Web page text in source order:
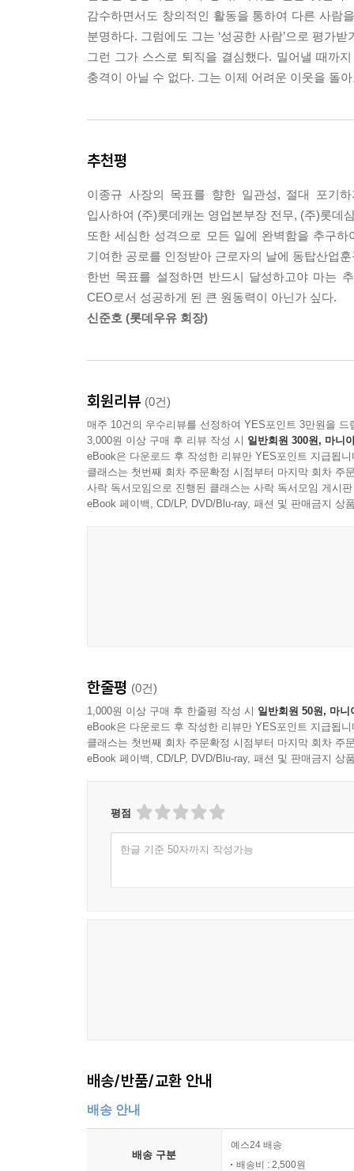
- 사람관계에 투자하라
07. 보이지 않는 음지를 보라
- 정직하고 투명하게 하라
- 다른 사람이 볼 수 없는 것을 찾아내라
- 가정을 통해 여성의 수고를 알아라
- 다른 업무에 대해서도 파악하라
- 자신의 일에 전문가가 되라
- 남보다 먼저 문제의식을 가져라
- 사람은 누구나 좋은 점을 가지고 있다
- 시키는 대로나 해, 뭐 잘났다고?
- 회사생활에서 발생하는 문제 유형들
- 소질과 개성에 맞는 직업으로 선택하라
09. 인생교과서를 읽고 배워라
- 사람으로부터 항상 배워라
- 인생교과서를 읽고 배워라
- 현재에 멈추지 말고 끊임없이 향상하라
- 올바른 마음을 가져라
- 내가 겪은 경영자 코스와 경영자 수업
- 대화로 노사갈등을 해결하다
- 경영자는 이해와 설득, 결단과 실천궁행의 지휘자
- 경영자는 직원들의 꿈을 실현시켜야 한다
- 경영자는 적을 만들어서는 안 된다
- 노사 모두 한 배를 탄 공동운명체
감수하면서도 창의적인 활동을 통하여 다른 사람
분명하다. 그럼에도 그는 ‘성공한 사람’으로 평가
그런 그가 스스로 퇴직을 결심했다. 밀어낼 때까
충격이 아닐 수 없다. 그는 이제 어려운 이웃을 돌
추천평
이종규 사장의 목표를 향한 일관성, 절대 포기
입사하여 (주)롯데캐논 영업본부장 전무, (주)롯데
또한 세심한 성격으로 모든 일에 완벽함을 추구
기여한 공로를 인정받아 근로자의 날에 동탑산업
한번 목표를 설정하면 반드시 달성하고야 마는
CEO로서 성공하게 된 큰 원동력이 아닌가 싶다.
신준호 (롯데우유 회장)
회원리뷰 (0건)
매주 10건의 우수리뷰를 선정하여 YES포인트 3만원을 드
3,000원 이상 구매 후 리뷰 작성 시 일반회원 300원, 마니
eBook은 다운로드 후 작성한 리뷰만 YES포인트 지급됩니
클래스는 첫번째 회차 주문확정 시점부터 마지막 회차 주
사락 독서모임으로 진행된 클래스는 사락 독서모임 게시
eBook 페이백, CD/LP, DVD/Blu-ray, 패션 및 판매금지 상
한줄평 (0건)
1,000원 이상 구매 후 한줄평 작성 시 일반회원 50원, 마니
eBook은 다운로드 후 작성한 리뷰만 YES포인트 지급됩니
클래스는 첫번째 회차 주문확정 시점부터 마지막 회차 주
eBook 페이백, CD/LP, DVD/Blu-ray, 패션 및 판매금지 상
평점
한글 기준 50자까지 작성가능
배송/반품/교환 안내
배송 안내
배송 구분
예스24 배송
배송비 : 2,500원